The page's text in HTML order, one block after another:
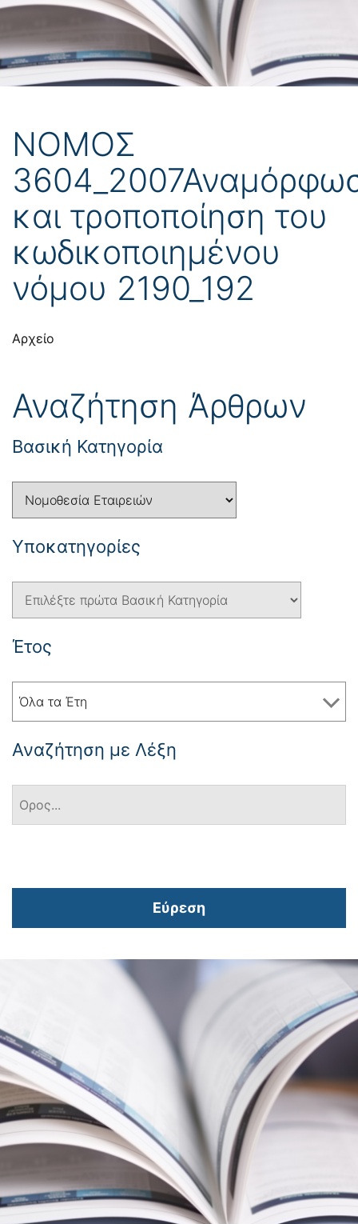
ΝΟΜΟΣ
και τροποποίηση του
κωδικοποιημένου
νόμου 2190_192
Αρχείο
Αναζήτηση Άρθρων
Βασική Κατηγορία
Yποκατηγορίες
Έτος
Όλα τα Έτη
Αναζήτηση με Λέξη
Εύρεση